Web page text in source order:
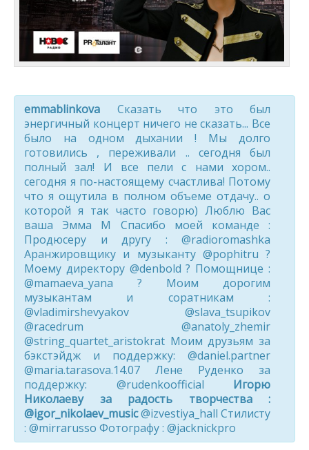
emmablinkova Сказать что это был
энергичный концерт ничего не сказать... Все
было на одном дыхании ! Мы долго
готовились , переживали .. сегодня был
полный зал! И все пели с нами хором..
сегодня я по-настоящему счастлива! Потому
что я ощутила в полном объеме отдачу.. о
которой я так часто говорю) Люблю Вас
ваша Эмма М Спасибо моей команде :
Продюсеру и другу : @radioromashka
Аранжировщику и музыканту @pophitru ?
Моему директору @denbold ? Помощнице :
@mamaeva_yana ? Моим дорогим
музыкантам и соратникам :
@vladimirshevyakov @slava_tsupikov
@racedrum @anatoly_zhemir
@string_quartet_aristokrat Моим друзьям за
бэкстэйдж и поддержку: @daniel.partner
@maria.tarasova.14.07 Лене Руденко за
поддержку: @rudenkoofficial Игорю
Николаеву за радость творчества :
@igor_nikolaev_music@izvestiya_hall Стилисту
: @mirrarusso Фотографу : @jacknickpro